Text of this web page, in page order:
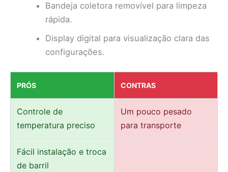
Bandeja coletora removível para limpeza
rápida.
Display digital para visualização clara das
configurações.
PRÓS CONTRAS
Controle de
temperatura preciso
Um pouco pesado
para transporte
Fácil instalação e troca
de barril